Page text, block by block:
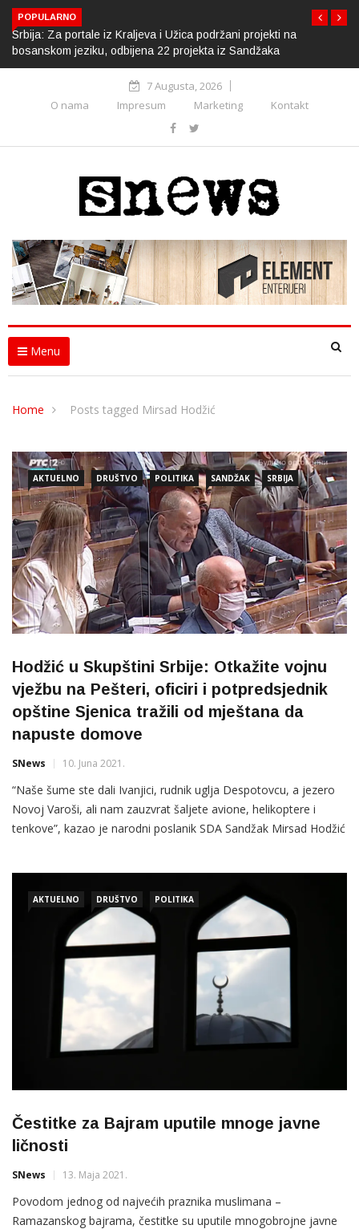
POPULARNO
Srbija: Za portale iz Kraljeva i Užica podržani projekti na
bosanskom jeziku, odbijena 22 projekta iz Sandžaka
7 Augusta, 2026
O nama
Impresum Marketing Kontakt
Menu
Home Posts tagged Mirsad Hodžić
AKTUELNO DRUŠTVO POLITIKA SANDŽAK SRBIJA
Hodžić u Skupštini Srbije: Otkažite vojnu
vježbu na Pešteri, oficiri i potpredsjednik
opštine Sjenica tražili od mještana da
napuste domove
SNews 10. Juna 2021.
“Naše šume ste dali Ivanjici, rudnik uglja Despotovcu, a jezero
Novoj Varoši, ali nam zauzvrat šaljete avione, helikoptere i
tenkove”, kazao je narodni poslanik SDA Sandžak Mirsad Hodžić
AKTUELNO DRUŠTVO POLITIKA
Čestitke za Bajram uputile mnoge javne
ličnosti
SNews 13. Maja 2021.
Povodom jednog od najvećih praznika muslimana –
Ramazanskog bajrama, čestitke su uputile mnogobrojne javne